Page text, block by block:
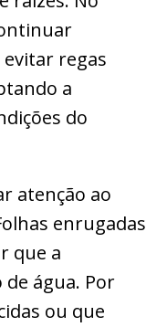
regas
a
do
atenção ao
enrugadas
que a
água. Por
ou que